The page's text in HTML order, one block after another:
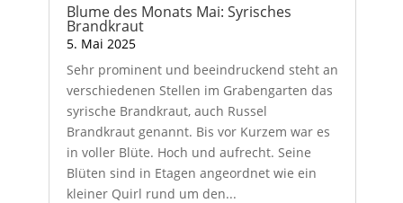
Blume des Monats Mai: Syrisches
Brandkraut
5. Mai 2025
Sehr prominent und beeindruckend steht an
verschiedenen Stellen im Grabengarten das
syrische Brandkraut, auch Russel
Brandkraut genannt. Bis vor Kurzem war es
in voller Blüte. Hoch und aufrecht. Seine
Blüten sind in Etagen angeordnet wie ein
kleiner Quirl rund um den...